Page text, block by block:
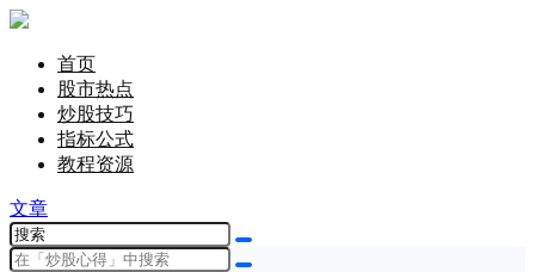
首页
股市热点
炒股技巧
指标公式
教程资源
文章